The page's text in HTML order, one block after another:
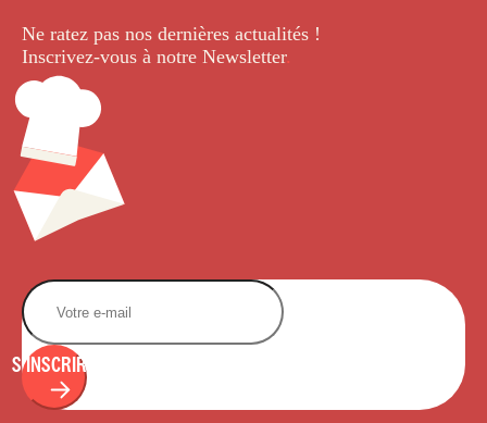
Ne ratez pas nos dernières actualités !
Inscrivez-vous à notre Newsletter.
S'INSCRIRE